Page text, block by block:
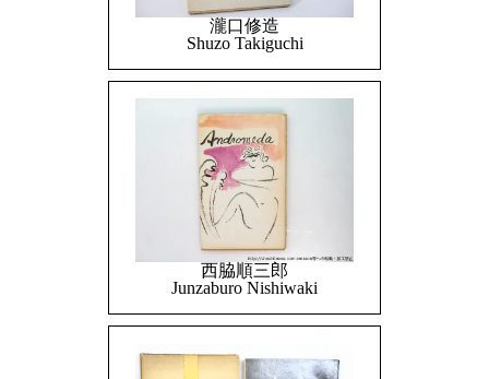
瀧口修造
Shuzo Takiguchi
西脇順三郎
Junzaburo Nishiwaki